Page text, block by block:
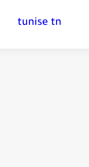
tunise tn